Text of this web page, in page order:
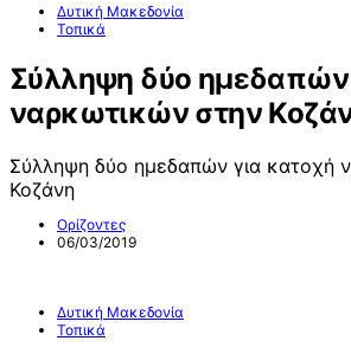
Δυτική Μακεδονία
Τοπικά
Σύλληψη δύο ημεδαπών
ναρκωτικών στην
Σύλληψη δύο ημεδαπών για κατοχή
Κοζάνη
Ορίζοντες
06/03/2019
Δυτική Μακεδονία
Τοπικά